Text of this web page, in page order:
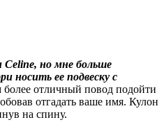
Celine, но мне больше
носить ее подвеску с
отличный повод подойти
отгадать ваше имя. Кулон
на спину.